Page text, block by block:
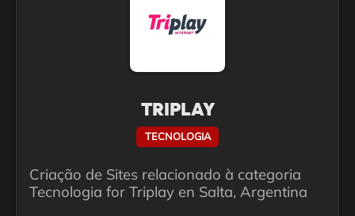
TRIPLAY
TECNOLOGIA
Criação de Sites relacionado à categoria
Tecnologia for Triplay en Salta, Argentina